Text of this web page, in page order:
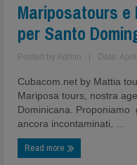
Mariposatours e
per Santo
Posted by Admin Date:
Cubacom.net by Mattia
Mariposa tours, nostra
Dominicana. Proponiamo
ancora incontaminati, ...
Read more